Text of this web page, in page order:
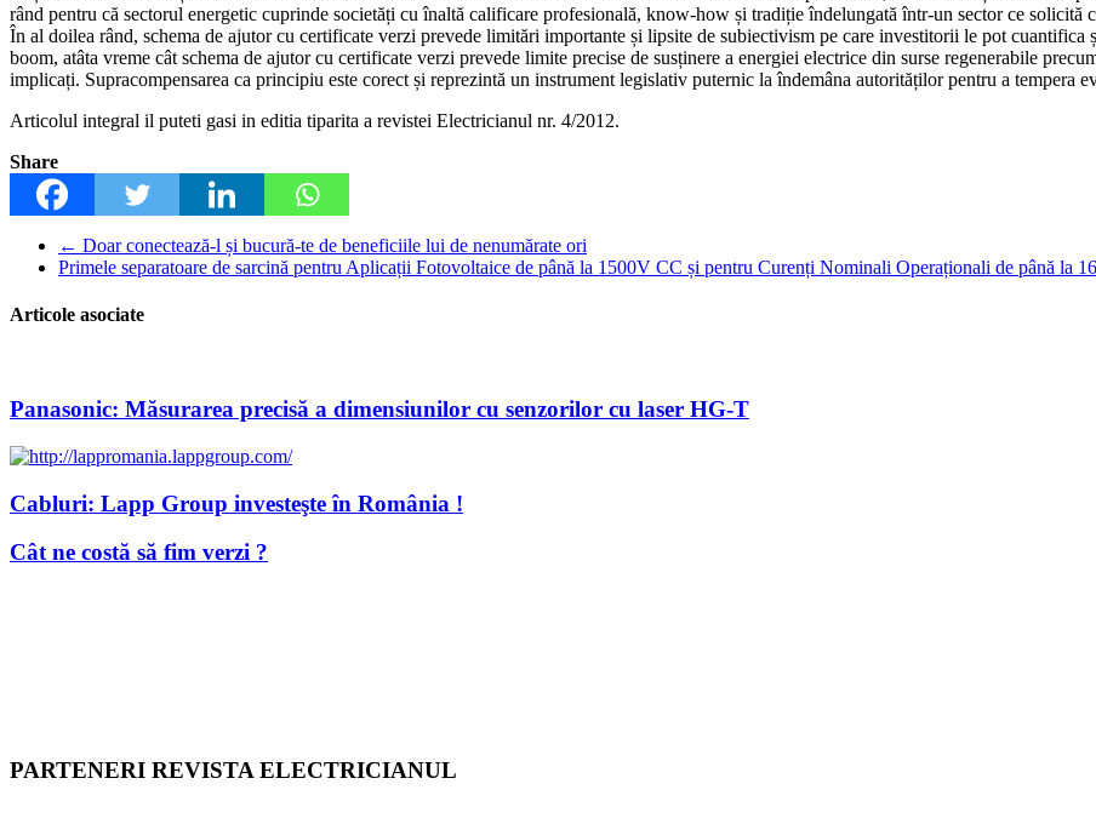
rând pentru că sectorul energetic cuprinde societăți cu înaltă calificare profesională, know-how și tradiție îndelungată într-un sector ce solicită
În al doilea rând, schema de ajutor cu certificate verzi prevede limitări importante și lipsite de subiectivism pe care investitorii le pot
boom, atâta vreme cât schema de ajutor cu certificate verzi prevede limite precise de susținere a energiei electrice din surse regenerabile
implicați. Supracompensarea ca principiu este corect și reprezintă un instrument legislativ puternic la îndemâna autorităților pentru a tempera
Articolul integral il puteti gasi in editia tiparita a revistei Electricianul nr. 4/2012.
Share
← Doar conectează-l și bucură-te de beneficiile lui de nenumărate ori
Primele separatoare de sarcină pentru Aplicații Fotovoltaice de până la 1500V CC și pentru Curenți Nominali Operaționali de până la
Articole asociate
Panasonic: Măsurarea precisă a dimensiunilor cu senzorilor cu laser HG-T
Cabluri: Lapp Group investeşte în România !
Cât ne costă să fim verzi ?
PARTENERI REVISTA ELECTRICIANUL